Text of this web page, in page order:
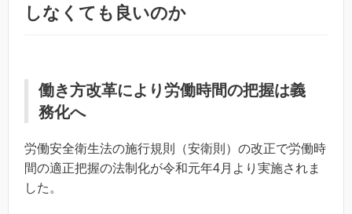
しなくても良いのか
働き方改革により労働時間の把握は義
務化へ
労働安全衛生法の施行規則（安衛則）の改正で労働時
間の適正把握の法制化が令和元年4月より実施されま
した。